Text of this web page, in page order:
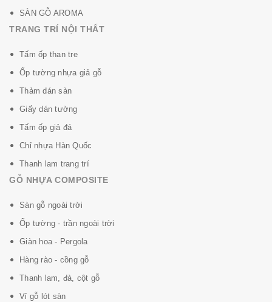
SÀN GỖ AROMA
TRANG TRÍ NỘI THẤT
Tấm ốp than tre
Ốp tường nhựa giả gỗ
Thảm dán sàn
Giấy dán tường
Tấm ốp giả đá
Chỉ nhựa Hàn Quốc
Thanh lam trang trí
GỖ NHỰA COMPOSITE
Sàn gỗ ngoài trời
Ốp tường - trần ngoài trời
Giàn hoa - Pergola
Hàng rào - cồng gỗ
Thanh lam, đà, cột gỗ
Vỉ gỗ lót sàn